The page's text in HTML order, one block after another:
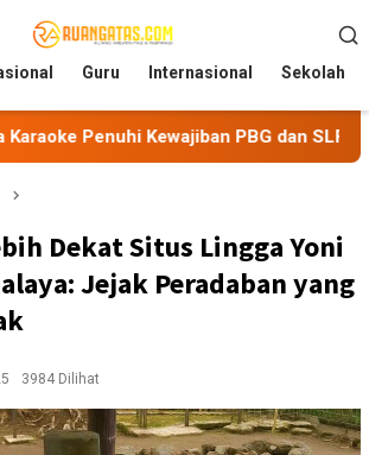
Guru Internasional Sekolah
PBG dan SLF BEM
Dekat Situs Lingga Yoni
Jejak Peradaban yang
3984 Dilihat